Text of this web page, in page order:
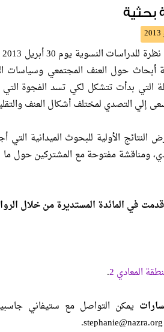
بحثية
أبحاث حول العنف المجتمعي وسياسات
التي بدأت تتشكل لكي تسد الفجوة التي
النتائج الأولية للبحوث الميدانية
ومناقشة مفتوحة مع المشتركين حول
في المائدة المستديرة من خلال
المعادي 2 .
يمكن التواصل مع ستيفاني
stephanie@nazra.org
.